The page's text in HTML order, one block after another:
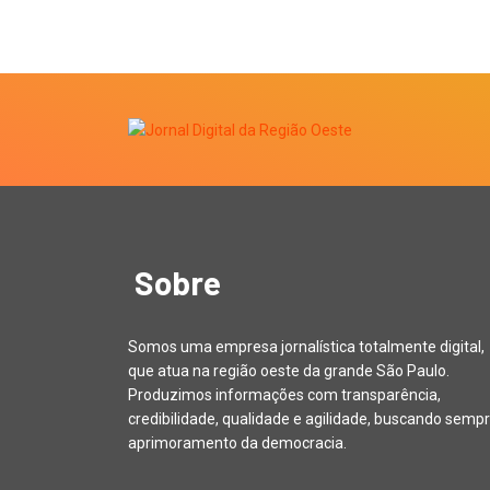
Sobre
Somos uma empresa jornalística totalmente digital,
que atua na região oeste da grande São Paulo.
Produzimos informações com transparência,
credibilidade, qualidade e agilidade, buscando
aprimoramento da democracia.